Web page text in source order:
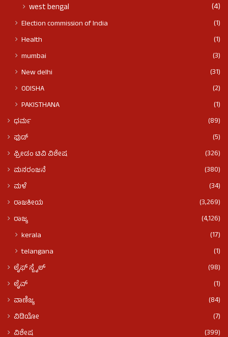
west bengal (4)
Election commission of India
(1)
Health
(1)
mumbai
(3)
New delhi
(31)
ODISHA
(2)
PAKISTHANA
(1)
ಧರ್ಮ
(89)
ಫುಡ್​​
(5)
ಫ್ರೀಡಂ ಟಿವಿ ವಿಶೇಷ
(326)
ಮನರಂಜನೆ
(380)
ಮಳೆ
(34)
ರಾಜಕೀಯ
(3,269)
ರಾಜ್ಯ
(4,126)
kerala
(17)
telangana
(1)
ಲೈಫ್ ಸ್ಟೈಲ್
(98)
ಲೈವ್
(1)
ವಾಣಿಜ್ಯ
(84)
ವಿಡಿಯೋ
(7)
ವಿಶೇಷ
(399)